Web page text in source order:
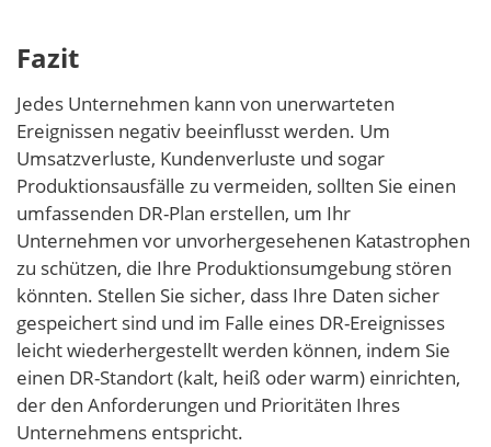
Fazit
Jedes Unternehmen kann von unerwarteten
Ereignissen negativ beeinflusst werden. Um
Umsatzverluste, Kundenverluste und sogar
Produktionsausfälle zu vermeiden, sollten Sie einen
umfassenden DR-Plan erstellen, um Ihr
Unternehmen vor unvorhergesehenen Katastrophen
zu schützen, die Ihre Produktionsumgebung stören
könnten. Stellen Sie sicher, dass Ihre Daten sicher
gespeichert sind und im Falle eines DR-Ereignisses
leicht wiederhergestellt werden können, indem Sie
einen DR-Standort (kalt, heiß oder warm) einrichten,
der den Anforderungen und Prioritäten Ihres
Unternehmens entspricht.